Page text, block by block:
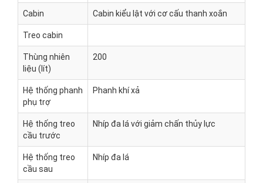
Cabin Cabin kiểu lật với cơ cấu thanh xoắn
Treo cabin
Thùng nhiên
liệu (lít)
200
Hệ thống phanh
phụ trợ
Phanh khí xả
Hệ thống treo
cầu trước
Nhíp đa lá với giảm chấn thủy lực
Hệ thống treo
cầu sau
Nhíp đa lá